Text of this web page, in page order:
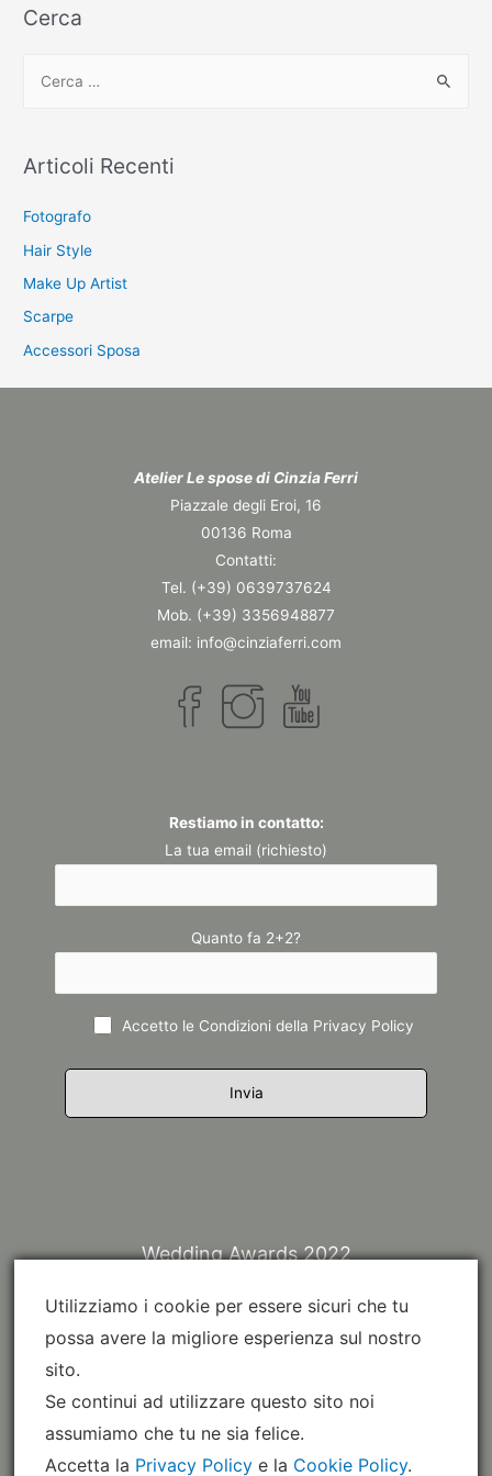
Cerca
c
:
Articoli Recenti
Fotografo
Hair Style
Make Up Artist
Scarpe
Accessori Sposa
Atelier Le spose di Cinzia Ferri
Piazzale degli Eroi, 16
00136 Roma
Contatti:
Tel. (+39) 0639737624
Mob. (+39) 3356948877
email: info@cinziaferri.com
Restiamo in contatto:
La tua email (richiesto)
Quanto fa 2+2?
Accetto le Condizioni della Privacy Policy
Wedding Awards 2022
Utilizziamo i cookie per essere sicuri che tu
possa avere la migliore esperienza sul nostro
sito.
Se continui ad utilizzare questo sito noi
assumiamo che tu ne sia felice.
Accetta la Privacy Policye la Cookie Policy.